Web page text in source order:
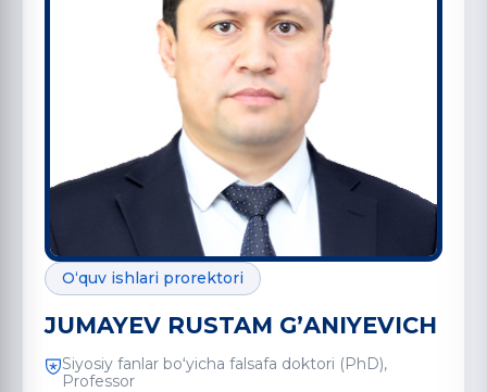
O‘quv ishlari prorektori
JUMAYEV RUSTAM GʼANIYEVICH
Siyosiy fanlar boʻyicha falsafa doktori (PhD),
Professor